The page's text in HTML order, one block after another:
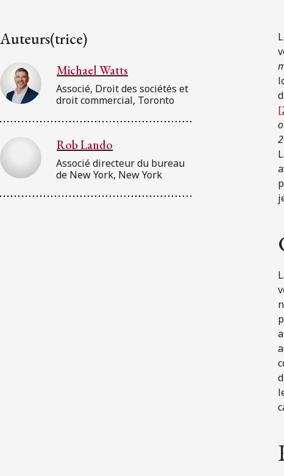
Auteurs(trice)
Michael Watts
Associé, Droit des sociétés et
droit commercial, Toronto
Rob Lando
Associé directeur du bureau
de New York, New York